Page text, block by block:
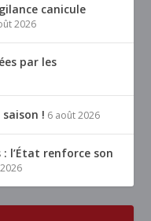
canicule
2026
par les
! 6 août 2026
: l’État renforce son